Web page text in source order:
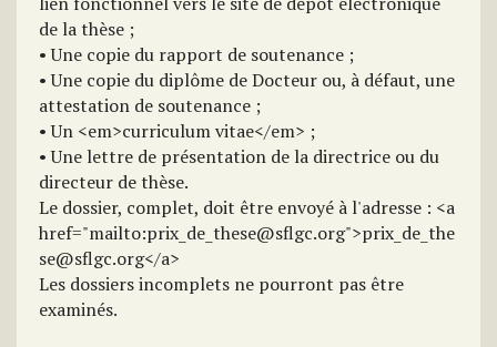
de la thèse ;
• Une copie du rapport de soutenance ;
• Une copie du diplôme de Docteur ou, à défaut, une
attestation de soutenance ;
• Un <em>curriculum vitae</em> ;
• Une lettre de présentation de la directrice ou du
directeur de thèse.
Le dossier, complet, doit être envoyé à l'adresse : <a
href="mailto:prix_de_these@sflgc.org">prix_de_the
se@sflgc.org</a>
Les dossiers incomplets ne pourront pas être
examinés.